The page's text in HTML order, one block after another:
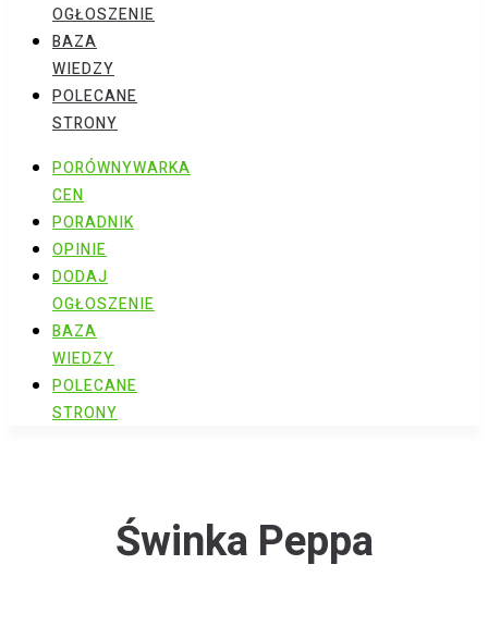
OGŁOSZENIE
BAZA
WIEDZY
POLECANE
STRONY
PORÓWNYWARKA
CEN
PORADNIK
OPINIE
DODAJ
OGŁOSZENIE
BAZA
WIEDZY
POLECANE
STRONY
Świnka Peppa